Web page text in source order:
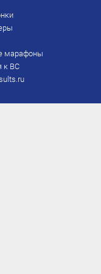
марафоны
к ВС